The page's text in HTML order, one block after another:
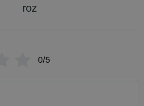
roz
0/5